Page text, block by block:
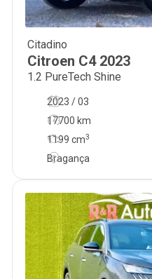
Citadino
Citroen C4 2023
1.2 PureTech Shine
2023 / 03
17700 km
1199 cm3
Bragança